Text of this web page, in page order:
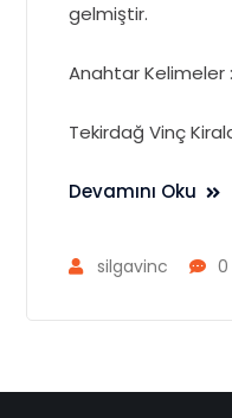
gelmiştir.
Anahtar Kelimeler :
Tekirdağ Vinç
Devamını Oku
silgavinc